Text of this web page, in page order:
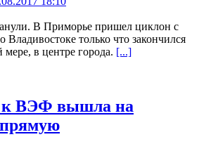
В Приморье пришел циклон с
Владивостоке только что закончился
в центре города. [...]
к ВЭФ вышла на